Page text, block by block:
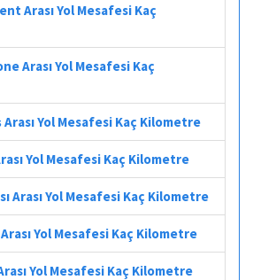
Arası Yol Mesafesi Kaç
Arası Yol Mesafesi Kaç
Yol Mesafesi Kaç Kilometre
Yol Mesafesi Kaç Kilometre
Arası Yol Mesafesi Kaç Kilometre
Yol Mesafesi Kaç Kilometre
Yol Mesafesi Kaç Kilometre